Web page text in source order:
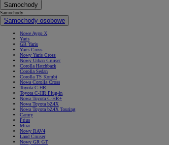
Samochody
Samochody
Samochody osobowe
Nowe Aygo X
Yaris
GR Yaris
Yaris Cross
Nowy Yaris Cross
Nowy Urban Cruiser
Corolla Hatchback
Corolla Sedan
Corolla TS Kombi
Nowa Corolla Cross
Toyota C-HR
Toyota C-HR Plug-in
Nowa Toyota C-HR+
Nowa Toyota bZ4X
Nowa Toyota bZ4X Touring
Camry
Prius
Mirai
Nowy RAV4
Land Cruiser
Nowy GR GT